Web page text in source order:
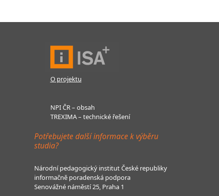
O projektu
NPI ČR – obsah
TREXIMA – technické řešení
Potřebujete další informace k výběru
studia?
Národní pedagogický institut České republiky
informačně poradenská podpora
Senovážné náměstí 25, Praha 1